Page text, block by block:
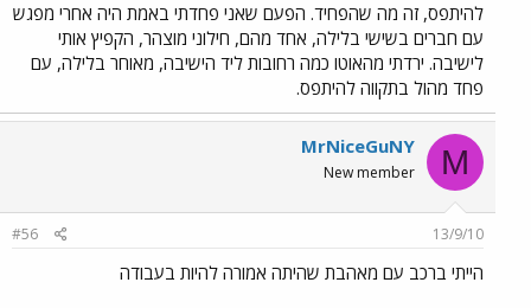
להיתפס, זה מה שהפחיד. הפעם שאני פחדתי באמת היה אחרי מפגש
עם חברים בשישי בלילה, אחד מהם, חילוני מוצהר, הקפיץ אותי
לישיבה. ירדתי מהאוטו כמה רחובות ליד הישיבה, מאוחר בלילה, עם
פחד מהול בתקווה להיתפס.
M
MrNiceGuNY
New member
13/9/10
#56
הייתי ברכב עם מאהבת שהיתה אמורה להיות בעבודה